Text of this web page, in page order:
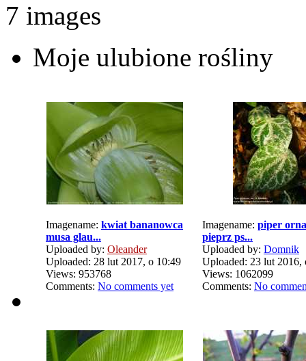
7 images
Moje ulubione rośliny
Imagename: kwiat bananowca
musa glau...
Uploaded by: Oleander
Uploaded: 28 lut 2017, o 10:49
Views: 953768
Comments: No comments yet
Imagename: piper
pieprz ps...
Uploaded by: Domnik
Uploaded: 23 lut 2016,
Views: 1062099
Comments: No